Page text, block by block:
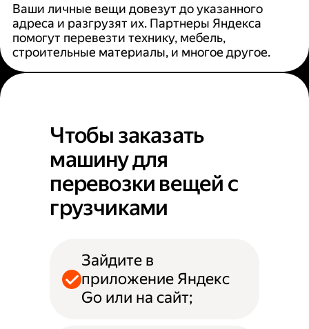
Ваши личные вещи довезут до указанного
адреса и разгрузят их. Партнеры Яндекса
помогут перевезти технику, мебель,
строительные материалы, и многое другое.
Чтобы заказать
машину для
перевозки вещей с
грузчиками
Зайдите в
приложение Яндекс
Go или на сайт;